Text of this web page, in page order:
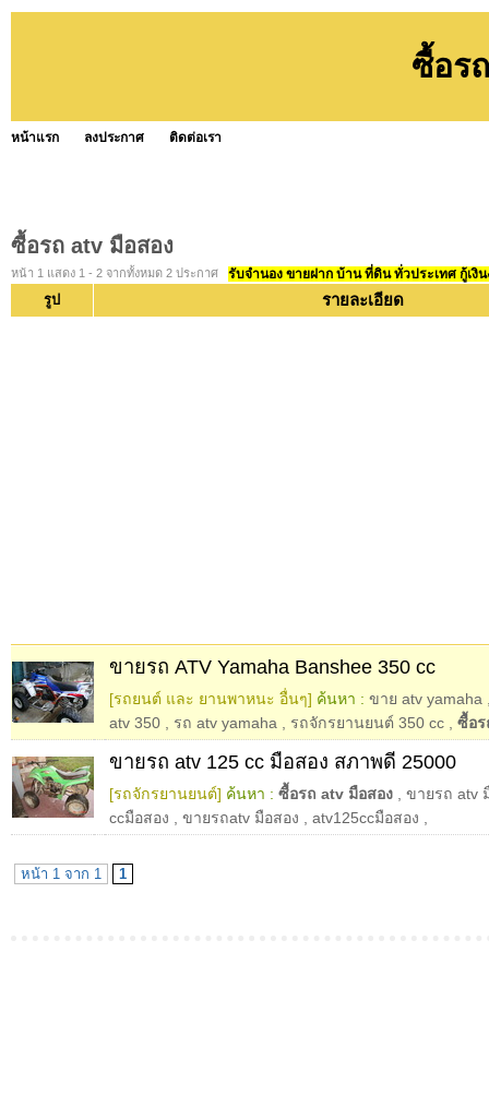
ซื้อร
หน้าแรก ลงประกาศ ติดต่อเรา
ซื้อรถ atv มือสอง
หน้า 1 แสดง 1 - 2 จากทั้งหมด 2 ประกาศ รับจำนอง ขายฝาก บ้าน ที่ดิน ทั่วประเทศ กู้เงิ
รูป รายละเอียด
ขายรถ ATV Yamaha Banshee 350 cc
[รถยนต์ และ ยานพาหนะ อื่นๆ] ค้นหา : ขาย atv yamaha
atv 350
รถ atv yamaha รถจักรยานยนต์ 350 cc ซื้อร
ขายรถ atv 125 cc มือสอง สภาพดี 25000
[รถจักรยานยนต์] ค้นหา : ซื้อรถ atv มือสอง
ขายรถ atv
ccมือสอง
ขายรถatv มือสอง atv125ccมือสอง
หน้า 1 จาก 1 1